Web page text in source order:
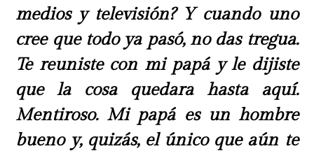
medios y televisión? Y cuando uno
cree que todo ya pasó, no das tregua.
Te reuniste con mi papá y le dijiste
que la cosa quedara hasta aquí.
Mentiroso. Mi papá es un hombre
bueno y, quizás, el único que aún te